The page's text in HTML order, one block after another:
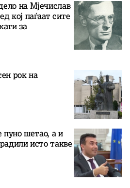
на Мјечислав
кој паѓаат сите
за
рок на
пуно шетао, а и
исто такве